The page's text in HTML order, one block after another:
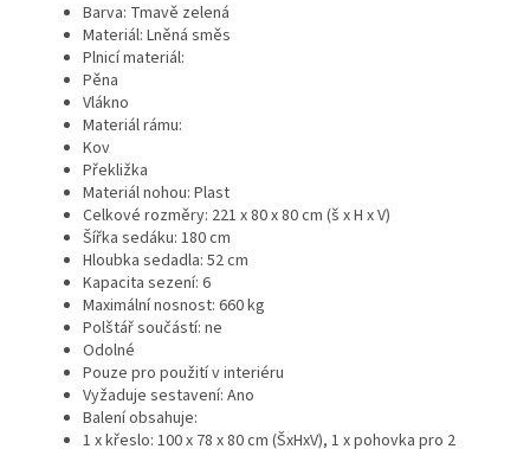
Barva: Tmavě zelená
Materiál: Lněná směs
Plnicí materiál:
Pěna
Vlákno
Materiál rámu:
Kov
Překližka
Materiál nohou: Plast
Celkové rozměry: 221 x 80 x 80 cm (š x H x V)
Šířka sedáku: 180 cm
Hloubka sedadla: 52 cm
Kapacita sezení: 6
Maximální nosnost: 660 kg
Polštář součástí: ne
Odolné
Pouze pro použití v interiéru
Vyžaduje sestavení: Ano
Balení obsahuje:
1 x křeslo: 100 x 78 x 80 cm (ŠxHxV), 1 x pohovka pro 2